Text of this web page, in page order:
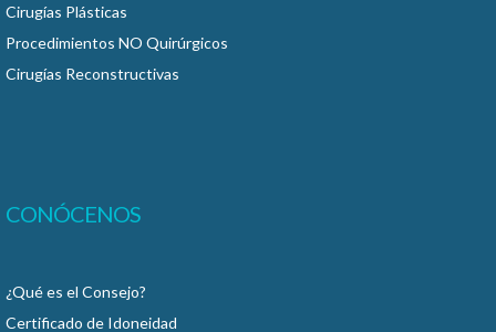
Cirugías Plásticas
Procedimientos NO Quirúrgicos
Cirugías Reconstructivas
CONÓCENOS
¿Qué es el Consejo?
Certificado de Idoneidad